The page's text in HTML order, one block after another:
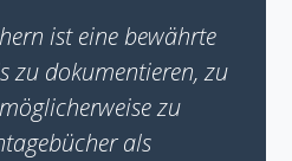
ist eine bewährte
zu dokumentieren, zu
zu
als